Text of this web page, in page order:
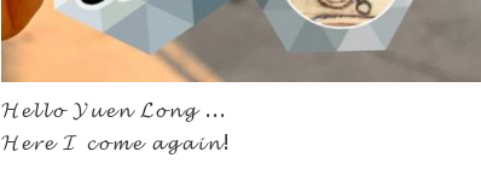
𝓗𝓮𝓵𝓵𝓸 𝓨𝓾𝓮𝓷 𝓛𝓸𝓷𝓰 ...
𝓗𝓮𝓻𝓮 𝓘 𝓬𝓸𝓶𝓮 𝓪𝓰𝓪𝓲𝓷!